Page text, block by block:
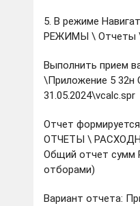
5. В режиме
РЕЖИМЫ \ Отчеты \
Выполнить прием
\Приложение 5 32н
31.05.2024\vcalc.spr
Отчет
ОТЧЕТЫ \
Общий отчет сумм
отборами)
Вариант отчета: